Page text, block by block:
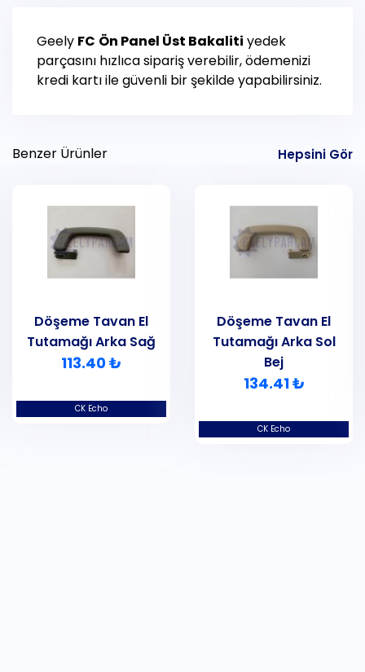
Geely FC Ön Panel Üst Bakaliti yedek
parçasını hızlıca sipariş verebilir, ödemenizi
kredi kartı ile güvenli bir şekilde yapabilirsiniz.
Benzer Ürünler Hepsini Gör
CK Echo
Döşeme Tavan El
Tutamağı Arka Sağ
113.40 ₺
CK Echo
Döşeme Tavan El
Tutamağı Arka Sol
Bej
134.41 ₺